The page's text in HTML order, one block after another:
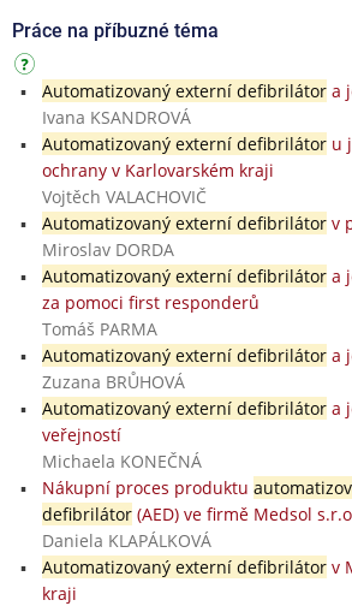
Práce na příbuzné téma
Automatizovaný externí defibrilátora
Ivana KSANDROVÁ
Automatizovaný externí defibrilátoru
ochrany v Karlovarském kraji
Vojtěch VALACHOVIČ
Automatizovaný externí defibrilátorv
Miroslav DORDA
Automatizovaný externí defibrilátora
za pomoci first responderů
Tomáš PARMA
Automatizovaný externí defibrilátora
Zuzana BRŮHOVÁ
Automatizovaný externí defibrilátora
veřejností
Michaela KONEČNÁ
Nákupní proces produktu
defibrilátor(AED) ve firmě Medsol
Daniela KLAPÁLKOVÁ
Automatizovaný externí defibrilátorv
kraji